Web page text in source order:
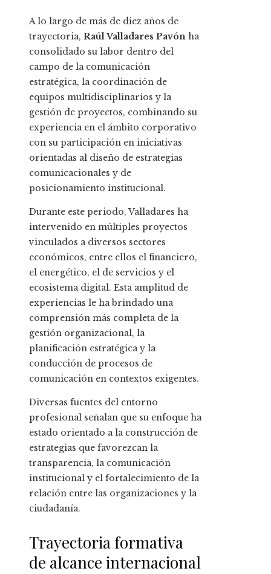
A lo largo de más de diez años de
trayectoria, Raúl Valladares Pavón ha
consolidado su labor dentro del
campo de la comunicación
estratégica, la coordinación de
equipos multidisciplinarios y la
gestión de proyectos, combinando su
experiencia en el ámbito corporativo
con su participación en iniciativas
orientadas al diseño de estrategias
comunicacionales y de
posicionamiento institucional.
Durante este periodo, Valladares ha
intervenido en múltiples proyectos
vinculados a diversos sectores
económicos, entre ellos el financiero,
el energético, el de servicios y el
ecosistema digital. Esta amplitud de
experiencias le ha brindado una
comprensión más completa de la
gestión organizacional, la
planificación estratégica y la
conducción de procesos de
comunicación en contextos exigentes.
Diversas fuentes del entorno
profesional señalan que su enfoque ha
estado orientado a la construcción de
estrategias que favorezcan la
transparencia, la comunicación
institucional y el fortalecimiento de la
relación entre las organizaciones y la
ciudadanía.
Trayectoria formativa
de alcance internacional